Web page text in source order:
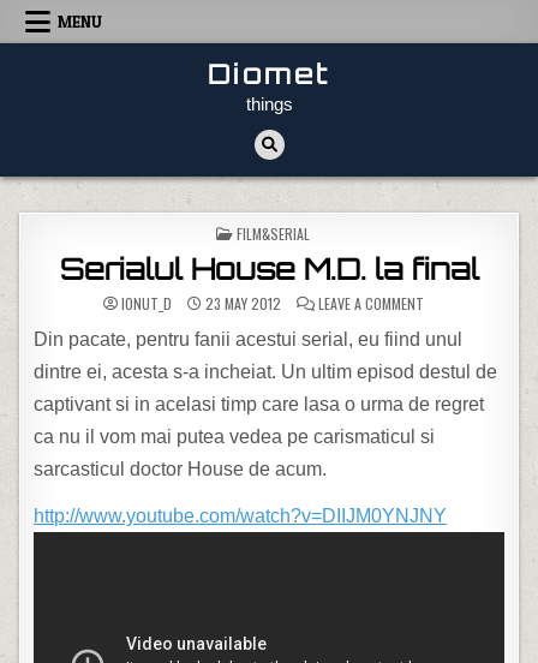
Skip to content
MENU
Diomet
things
POSTED IN
FILM&SERIAL
Serialul House M.D. la final
IONUT_D 23 MAY 2012 LEAVE A COMMENTON SERIALUL
Din pacate, pentru fanii acestui serial, eu fiind unul
dintre ei, acesta s-a incheiat. Un ultim episod destul de
captivant si in acelasi timp care lasa o urma de regret
ca nu il vom mai putea vedea pe carismaticul si
sarcasticul doctor House de acum.
http://www.youtube.com/watch?v=DIIJM0YNJNY